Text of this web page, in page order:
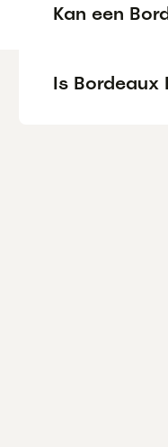
Kan een
Is Bordeaux